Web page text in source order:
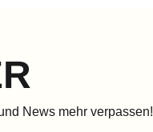
News mehr verpassen!